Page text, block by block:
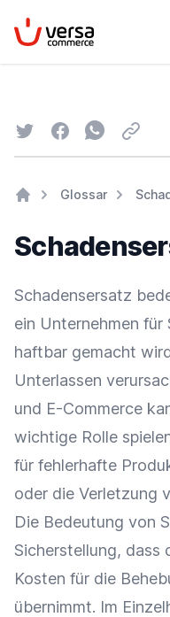
VersaCommerce
TwitterFacebookWhatsapp
Email
Glossar
Schadensersatz
ein Unternehmen für
haftbar gemacht
Unterlassen
und E-Commerce
wichtige Rolle
für fehlerhafte
oder die Verletzung
Die Bedeutung von
Sicherstellung,
Kosten für die
übernimmt. Im